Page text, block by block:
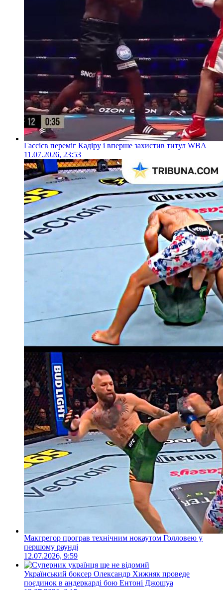
Гассієв переміг Кадіру і вперше захистив титул WBA
11.07.2026, 23:53
Макгрегор програв технічним нокаутом Голловею у
першому раунді
12.07.2026, 9:59
Український боксер Олександр Хижняк проведе
поєдинок в андеркарді бою Ентоні Джошуа